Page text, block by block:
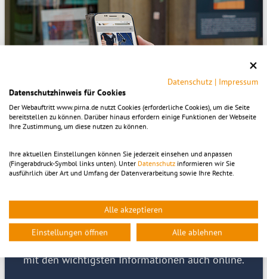
Digitales Schaufenster
Pirnas vielfältiger Einzelhandel präsentiert sich
mit den wichtigsten Informationen auch online.
Datenschutz | Impressum
Datenschutzhinweis für Cookies
Der Webauftritt www.pirna.de nutzt Cookies (erforderliche Cookies), um die Seite
bereitstellen zu können. Darüber hinaus erfordern einige Funktionen der Webseite
Ihre Zustimmung, um diese nutzen zu können.
Ihre aktuellen Einstellungen können Sie jederzeit einsehen und anpassen
(Fingerabdruck-Symbol links unten). Unter Datenschutz informieren wir Sie
ausführlich über Art und Umfang der Datenverarbeitung sowie Ihre Rechte.
Alle akzeptieren
Einstellungen öffnen Alle ablehnen